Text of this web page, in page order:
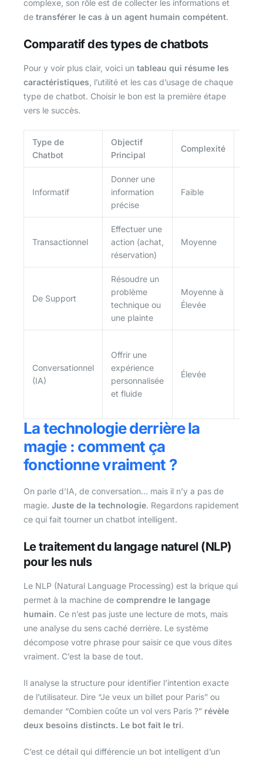
complexe, son rôle est de collecter les informations et
de transférer le cas à un agent humain compétent.
Comparatif des types de chatbots
Pour y voir plus clair, voici un tableau qui résume les
caractéristiques , l’utilité et les cas d’usage de chaque
type de chatbot. Choisir le bon est la première étape
vers le succès.
Type de
Chatbot
Objectif
Principal
Complexité
Informatif
Donner une
information
précise
Faible
Transactionnel
Effectuer une
action (achat,
réservation)
Moyenne
De Support
Résoudre un
problème
technique ou
une plainte
Moyenne à
Élevée
Conversationnel
(IA)
Offrir une
expérience
personnalisée
et fluide
Élevée
La technologie derrière la
magie : comment ça
fonctionne vraiment ?
On parle d’IA, de conversation… mais il n’y a pas de
magie. Juste de la technologie. Regardons rapidement
ce qui fait tourner un chatbot intelligent.
Le traitement du langage naturel (NLP)
pour les nuls
Le NLP (Natural Language Processing) est la brique qui
permet à la machine de comprendre le langage
humain. Ce n’est pas juste une lecture de mots, mais
une analyse du sens caché derrière. Le système
décompose votre phrase pour saisir ce que vous dites
vraiment. C’est la base de tout.
Il analyse la structure pour identifier l’intention exacte
de l’utilisateur. Dire “Je veux un billet pour Paris” ou
demander “Combien coûte un vol vers Paris ?” révèle
deux besoins distincts. Le bot fait le tri.
C’est ce détail qui différencie un bot intelligent d’un